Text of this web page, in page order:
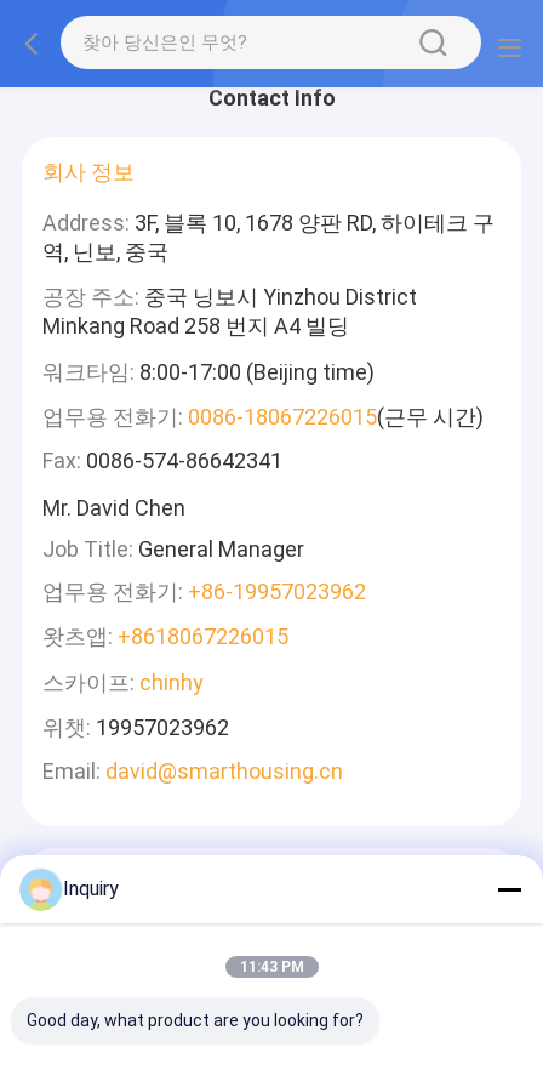
Contact Info
회사 정보
Address: 3F, 블록 10, 1678 양판 RD, 하이테크 구
역, 닌보, 중국
공장 주소: 중국 닝보시 Yinzhou District
Minkang Road 258 번지 A4 빌딩
워크타임: 8:00-17:00 (Beijing time)
업무용 전화기: 0086-18067226015(근무 시간)
Fax: 0086-574-86642341
Mr. David Chen
Job Title: General Manager
업무용 전화기: +86-19957023962
왓츠앱: +8618067226015
스카이프: chinhy
위챗: 19957023962
Email: david@smarthousing.cn
Inquiry
11:43 PM
Good day, what product are you looking for?